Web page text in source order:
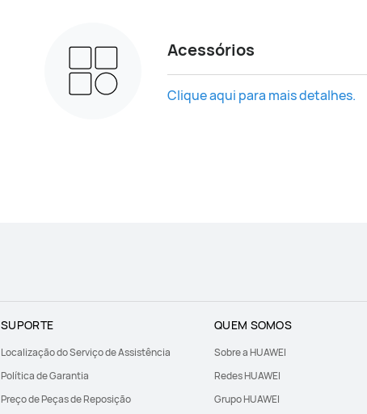
Acessórios
Clique aqui para mais detalhes.
SUPORTE
Localização do Serviço de Assistência
Política de Garantia
Preço de Peças de Reposição
QUEM SOMOS
Sobre a HUAWEI
Redes HUAWEI
Grupo HUAWEI